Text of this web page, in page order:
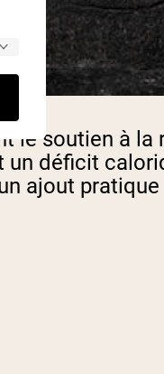
le soutien à la
déficit
ajout